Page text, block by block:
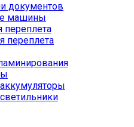
документов
машины
переплета